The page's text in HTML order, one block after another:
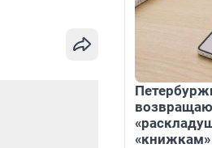
«книжкам»